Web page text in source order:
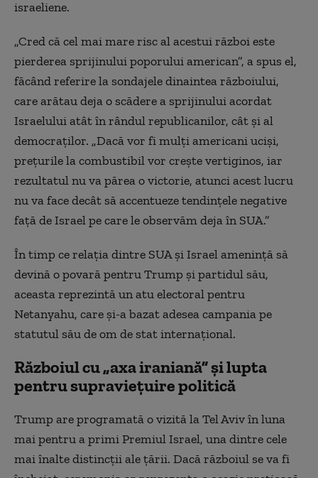
israeliene.
„Cred că cel mai mare risc al acestui război este
pierderea sprijinului poporului american”, a spus el,
făcând referire la sondajele dinaintea războiului,
care arătau deja o scădere a sprijinului acordat
Israelului atât în rândul republicanilor, cât și al
democraților. „Dacă vor fi mulți americani uciși,
prețurile la combustibil vor crește vertiginos, iar
rezultatul nu va părea o victorie, atunci acest lucru
nu va face decât să accentueze tendințele negative
față de Israel pe care le observăm deja în SUA.”
În timp ce relația dintre SUA și Israel amenință să
devină o povară pentru Trump și partidul său,
aceasta reprezintă un atu electoral pentru
Netanyahu, care și-a bazat adesea campania pe
statutul său de om de stat internațional.
Războiul cu „axa iraniană” și lupta
pentru supraviețuire politică
Trump are programată o vizită la Tel Aviv în luna
mai pentru a primi Premiul Israel, una dintre cele
mai înalte distincții ale țării. Dacă războiul se va fi